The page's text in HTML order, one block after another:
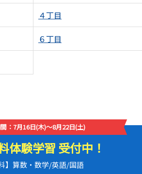
４丁目
６丁目
：7月16日(木)～8月22日(土)
体験学習 受付中！
科】算数・数学/英語/国語